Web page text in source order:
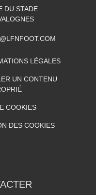
DU STADE
LÉGALES
UN CONTENU
COOKIES
DES COOKIES